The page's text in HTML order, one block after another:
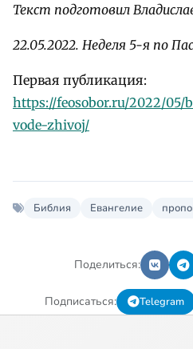
Текст подготовил
22.05.2022. Неделя 5-я по
Первая публикация:
https://feosobor.ru/2022/05/
vode-zhivoj/
Библия Евангелие
Поделиться:
Подписаться: Telegram